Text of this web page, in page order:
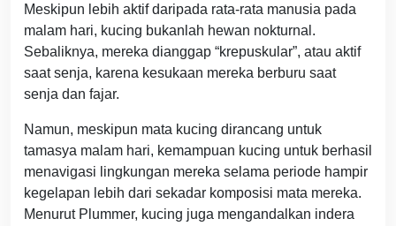
Meskipun lebih aktif daripada rata-rata manusia pada
malam hari, kucing bukanlah hewan nokturnal.
Sebaliknya, mereka dianggap “krepuskular”, atau aktif
saat senja, karena kesukaan mereka berburu saat
senja dan fajar.
Namun, meskipun mata kucing dirancang untuk
tamasya malam hari, kemampuan kucing untuk berhasil
menavigasi lingkungan mereka selama periode hampir
kegelapan lebih dari sekadar komposisi mata mereka.
Menurut Plummer, kucing juga mengandalkan indera